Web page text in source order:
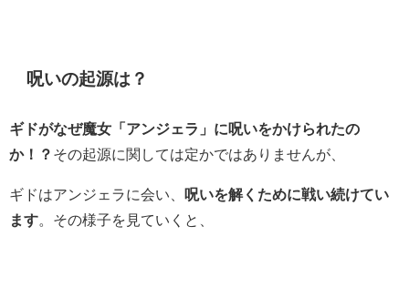
呪いの起源は？
ギドがなぜ魔女「アンジェラ」に呪いをかけられたの
か！？ その起源に関しては定かではありませんが、
ギドはアンジェラに会い、
呪いを解くために戦い続けてい
ます。その様子を見ていくと、